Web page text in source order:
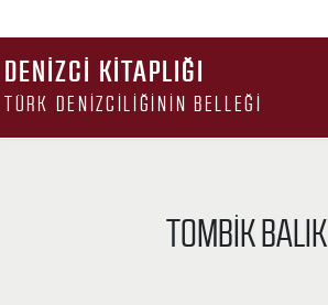
DENIZCI KITAPLIĞI
TÜRK DENIZCILIĞININ BELLEĞI
TOMBIK BALIK